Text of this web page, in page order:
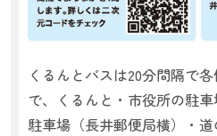
くるんとバスは20分間隔で
で、くるんと・市役所の駐
駐車場（長井郵便局横）・